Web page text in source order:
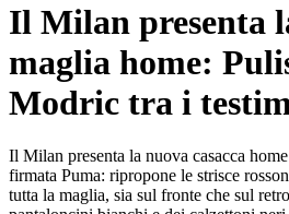
Il Milan presenta
maglia home:
Modric tra i
Il Milan presenta la nuova casacca
firmata Puma: ripropone le strisce
tutta la maglia, sia sul fronte che sul